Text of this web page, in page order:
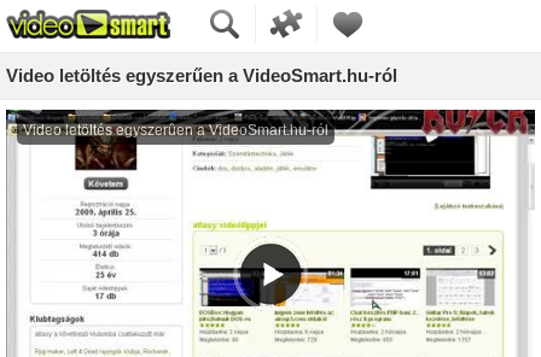
Video letöltés egyszerűen a VideoSmart.hu-ról